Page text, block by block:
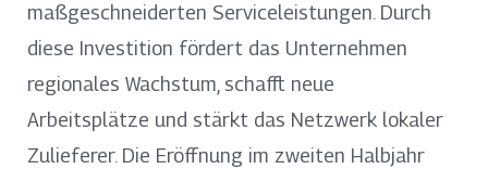
maßgeschneiderten Serviceleistungen. Durch
diese Investition fördert das Unternehmen
regionales Wachstum, schafft neue
Arbeitsplätze und stärkt das Netzwerk lokaler
Zulieferer. Die Eröffnung im zweiten Halbjahr